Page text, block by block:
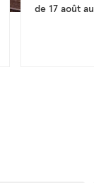
de 17 aoûtau